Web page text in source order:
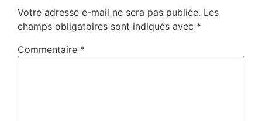
Votre adresse e-mail ne sera pas publiée. Les
champs obligatoires sont indiqués avec *
Commentaire *